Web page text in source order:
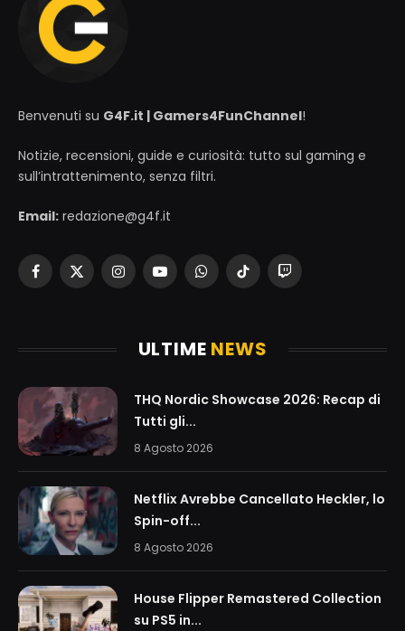
Benvenuti su G4F.it | Gamers4FunChannel!
Notizie, recensioni, guide e curiosità: tutto sul gaming e
sull’intrattenimento, senza filtri.
Email: redazione@g4f.it
Facebook
X
InstagramYouTubeWhatsAppTikTokTwitch
ULTIME NEWS
THQ Nordic Showcase 2026: Recap di
Tutti gli...
8 Agosto 2026
Netflix Avrebbe Cancellato Heckler, lo
Spin-off...
8 Agosto 2026
House Flipper Remastered Collection
su PS5 in...